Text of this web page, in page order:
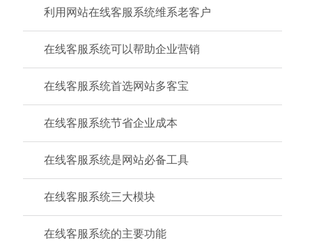
利用网站在线客服系统维系老客户
在线客服系统可以帮助企业营销
在线客服系统首选网站多客宝
在线客服系统节省企业成本
在线客服系统是网站必备工具
在线客服系统三大模块
在线客服系统的主要功能